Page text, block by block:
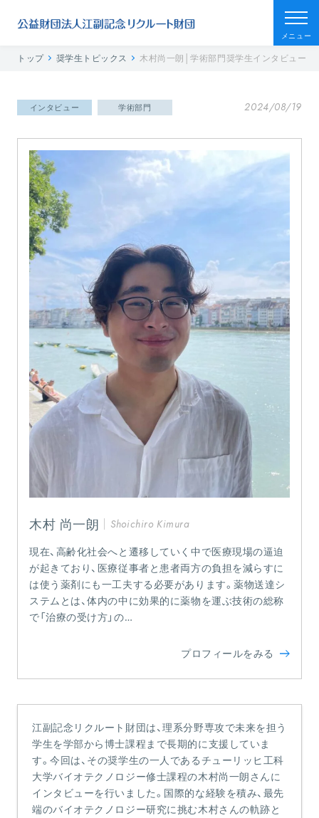
メニュー
トップ 奨学生トピックス 木村尚一朗│学術部門奨学生インタビュー
インタビュー 学術部門 2024/08/19
木村 尚一朗 Shoichiro Kimura
現在、高齢化社会へと遷移していく中で医療現場の逼迫
が起きており、医療従事者と患者両方の負担を減らすに
は使う薬剤にも一工夫する必要があります。薬物送達シ
ステムとは、体内の中に効果的に薬物を運ぶ技術の総称
で「治療の受け方」の…
プロフィールをみる
江副記念リクルート財団は、理系分野専攻で未来を担う
学生を学部から博士課程まで長期的に支援していま
す。今回は、その奨学生の一人であるチューリッヒ工科
大学バイオテクノロジー修士課程の木村尚一朗さんに
インタビューを行いました。国際的な経験を積み、最先
端のバイオテクノロジー研究に挑む木村さんの軌跡と